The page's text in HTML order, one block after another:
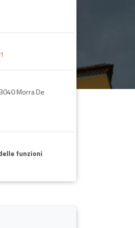
Morra De
funzioni